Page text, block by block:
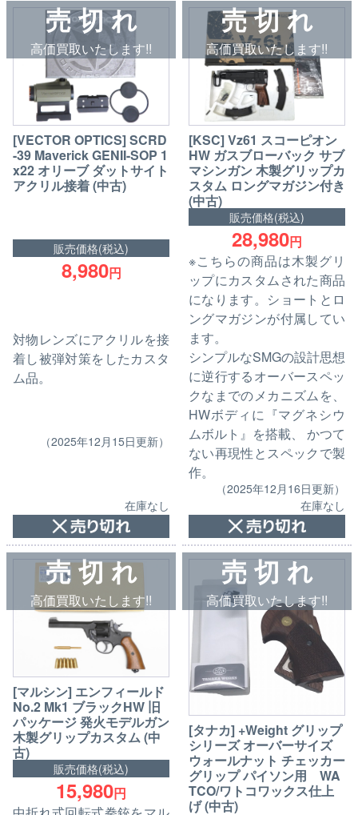
売 切 れ
高価買取いたします!!
[VECTOR OPTICS] SCRD
-39 Maverick GENII-SOP 1
x22 オリーブ ダットサイト
アクリル接着 (中古)
販売価格(税込)
8,980円
対物レンズにアクリルを接
着し被弾対策をしたカスタ
ム品。
（2025年12月15日更新）
在庫なし
売 切 れ
高価買取いたします!!
[KSC] Vz61 スコーピオン
HW ガスブローバック サブ
マシンガン 木製グリップカ
スタム ロングマガジン付き
(中古)
販売価格(税込)
28,980円
※こちらの商品は木製グリ
ップにカスタムされた商品
になります。ショートとロ
ングマガジンが付属してい
ます。
シンプルなSMGの設計思想
に逆行するオーバースペッ
クなまでのメカニズムを、
HWボディに『マグネシウ
ムボルト』を搭載、 かつて
ない再現性とスペックで製
作。
（2025年12月16日更新）
在庫なし
売 切 れ
高価買取いたします!!
[マルシン] エンフィールド
No.2 Mk1 ブラックHW 旧
パッケージ 発火モデルガン
木製グリップカスタム (中
古)
販売価格(税込)
15,980円
売 切 れ
高価買取いたします!!
[タナカ] +Weight グリップ
シリーズ オーバーサイズ
ウォールナット チェッカー
グリップ パイソン用 WA
TCO/ワトコワックス仕上
げ (中古)